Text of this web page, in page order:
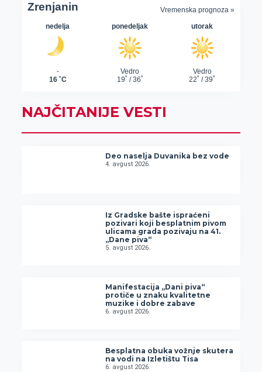
NAJČITANIJE VESTI
Deo naselja Duvanika bez vode
4. avgust 2026.
Iz Gradske bašte ispraćeni
pozivari koji besplatnim pivom
ulicama grada pozivaju na 41.
„Dane piva“
5. avgust 2026.
Manifestacija „Dani piva“
protiče u znaku kvalitetne
muzike i dobre zabave
6. avgust 2026.
Besplatna obuka vožnje skutera
na vodi na Izletištu Tisa
6. avgust 2026.